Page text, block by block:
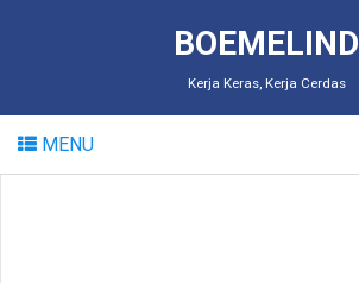
BOEMELIND
Kerja Keras, Kerja Cerdas
MENU